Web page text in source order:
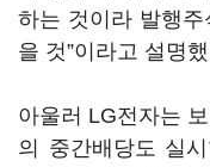
하는 것이라 발행
을 것”이라고 설명
아울러 LG전자는
의 중간배당도 실